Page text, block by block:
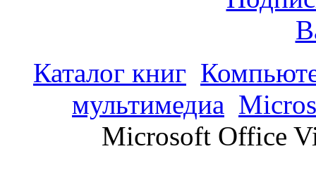
Каталог книг
мультимедиа
Microsoft Office